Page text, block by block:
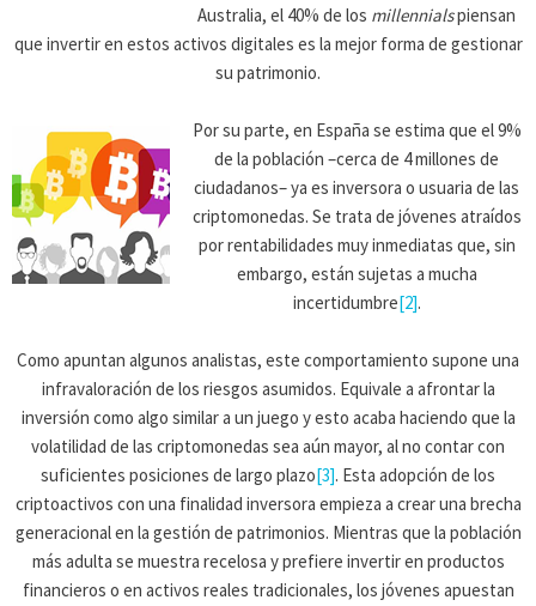
Australia, el 40% de los millennialspiensan
que invertir en estos activos digitales es la mejor forma de gestionar
su patrimonio.
Por su parte, en España se estima que el 9%
de la población –cerca de 4 millones de
ciudadanos– ya es inversora o usuaria de las
criptomonedas. Se trata de jóvenes atraídos
por rentabilidades muy inmediatas que, sin
embargo, están sujetas a mucha
incertidumbre[2].
Como apuntan algunos analistas, este comportamiento supone una
infravaloración de los riesgos asumidos. Equivale a afrontar la
inversión como algo similar a un juego y esto acaba haciendo que la
volatilidad de las criptomonedas sea aún mayor, al no contar con
suficientes posiciones de largo plazo[3]. Esta adopción de los
criptoactivos con una finalidad inversora empieza a crear una brecha
generacional en la gestión de patrimonios. Mientras que la población
más adulta se muestra recelosa y prefiere invertir en productos
financieros o en activos reales tradicionales, los jóvenes apuestan